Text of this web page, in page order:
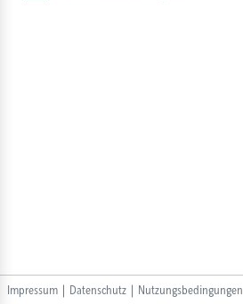
Impressum | Datenschutz | Nutzungsbedingungen